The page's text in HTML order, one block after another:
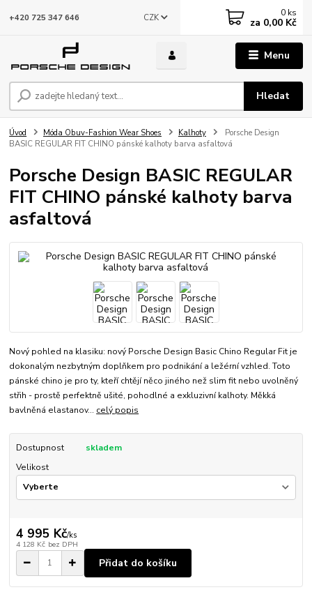
Menu
CZK
Hledat
+420 725 347 646 0 ks
za 0,00 Kč
Úvod Móda Obuv-Fashion Wear Shoes Kalhoty
Porsche Design
BASIC REGULAR FIT CHINO pánské kalhoty barva asfaltová
Porsche Design BASIC REGULAR
FIT CHINO pánské kalhoty barva
asfaltová
Nový pohled na klasiku: nový Porsche Design Basic Chino Regular Fit je
dokonalým nezbytným doplňkem pro podnikání a ležérní vzhled. Toto
pánské chino je pro ty, kteří chtějí něco jiného než slim fit nebo uvolněný
střih - prostě perfektně ušité, pohodlné a exkluzivní kalhoty. Měkká
bavlněná elastanov... celý popis
Dostupnost
skladem
Velikost
4 995 Kč/ks
4 128 Kč bez DPH
Přidat do košíku